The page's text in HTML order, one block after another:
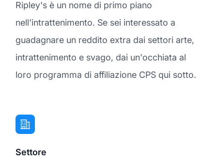
Ripley's è un nome di primo piano
nell'intrattenimento. Se sei interessato a
guadagnare un reddito extra dai settori arte,
intrattenimento e svago, dai un'occhiata al
loro programma di affiliazione CPS qui sotto.
Settore